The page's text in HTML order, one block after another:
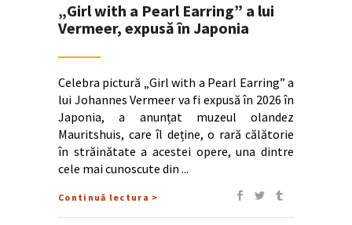
„Girl with a Pearl Earring” a lui
Vermeer, expusă în Japonia
Celebra pictură „Girl with a Pearl Earring” a
lui Johannes Vermeer va fi expusă în 2026 în
Japonia, a anunțat muzeul olandez
Mauritshuis, care îl deține, o rară călătorie
în străinătate a acestei opere, una dintre
cele mai cunoscute din
Continuă lectura >